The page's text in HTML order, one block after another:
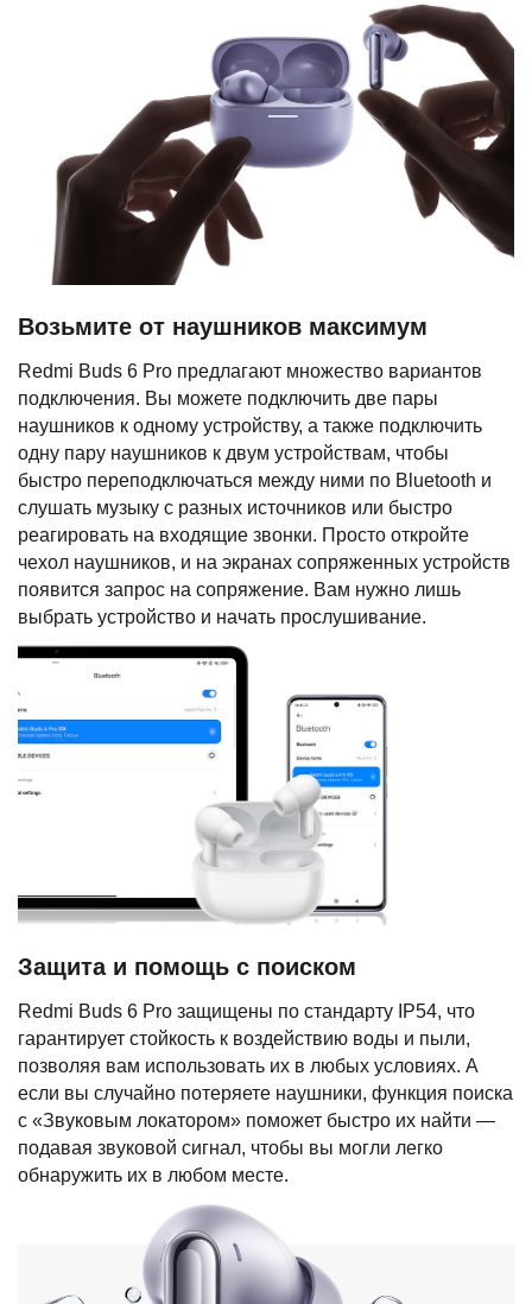
Возьмите от наушников максимум
Redmi Buds 6 Pro предлагают множество вариантов
подключения. Вы можете подключить две пары
наушников к одному устройству, а также подключить
одну пару наушников к двум устройствам, чтобы
быстро переподключаться между ними по Bluetooth и
слушать музыку с разных источников или быстро
реагировать на входящие звонки. Просто откройте
чехол наушников, и на экранах сопряженных устройств
появится запрос на сопряжение. Вам нужно лишь
выбрать устройство и начать прослушивание.
Защита и помощь с поиском
Redmi Buds 6 Pro защищены по стандарту IP54, что
гарантирует стойкость к воздействию воды и пыли,
позволяя вам использовать их в любых условиях. А
если вы случайно потеряете наушники, функция поиска
с «Звуковым локатором» поможет быстро их найти —
подавая звуковой сигнал, чтобы вы могли легко
обнаружить их в любом месте.